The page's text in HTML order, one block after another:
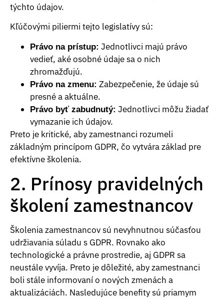
týchto údajov.
Kľúčovými piliermi tejto legislatívy sú:
Právo na prístup: Jednotlivci majú právo
vedieť, aké osobné údaje sa o nich
zhromažďujú.
Právo na zmenu: Zabezpečenie, že údaje sú
presné a aktuálne.
Právo byť zabudnutý: Jednotlivci môžu žiadať
vymazanie ich údajov.
Preto je kritické, aby zamestnanci rozumeli
základným princípom GDPR, čo vytvára základ pre
efektívne školenia.
2. Prínosy pravidelných
školení zamestnancov
Školenia zamestnancov sú nevyhnutnou súčasťou
udržiavania súladu s GDPR. Rovnako ako
technologické a právne prostredie, aj GDPR sa
neustále vyvíja. Preto je dôležité, aby zamestnanci
boli stále informovaní o nových zmenách a
aktualizáciách. Nasledujúce benefity sú priamym